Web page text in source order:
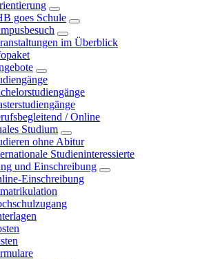
goes Schule
im Überblick
/ Online
Studium
ohne Abitur
Studieninteressierte
und Einschreibung
Einschreibung